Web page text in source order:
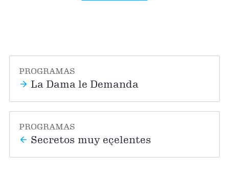
PROGRAMAS
La Dama le Demanda
PROGRAMAS
Secretos muy eçelentes